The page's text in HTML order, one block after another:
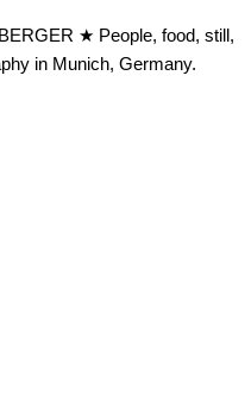
★ People, food, still,
in Munich, Germany.